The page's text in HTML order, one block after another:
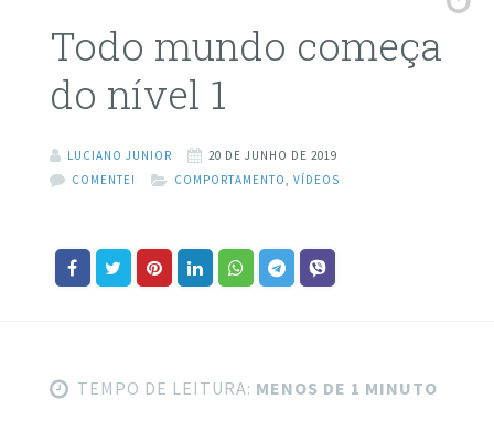
Todo mundo começa
do nível 1
LUCIANO JUNIOR
20 DE JUNHO DE 2019
COMENTE!
COMPORTAMENTO VÍDEOS
TEMPO DE LEITURA: MENOS DE 1 MINUTO